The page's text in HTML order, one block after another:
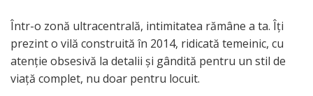
Într-o zonă ultracentrală, intimitatea rămâne a ta. Îți
prezint o vilă construită în 2014, ridicată temeinic, cu
atenție obsesivă la detalii și gândită pentru un stil de
viață complet, nu doar pentru locuit.